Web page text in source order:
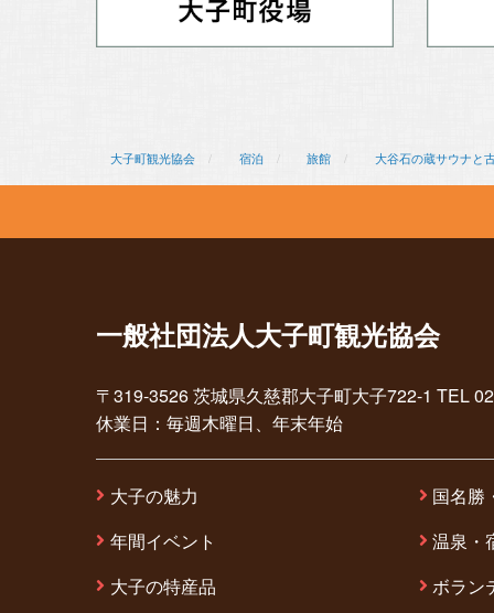
大子町観光協会 宿泊 旅館 大谷石の蔵サウナと
一般社団法人大子町観光協会
〒319-3526 茨城県久慈郡大子町大子722-1 TEL
休業日：毎週木曜日、年末年始
大子の魅力
国名勝
年間イベント
温泉・
大子の特産品
ボラン